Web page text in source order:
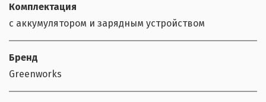
Комплектация
с аккумулятором и зарядным устройством
Бренд
Greenworks